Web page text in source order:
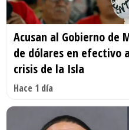
Acusan al Gobierno de
de dólares en efectivo
crisis de la Isla
Hace 1 día